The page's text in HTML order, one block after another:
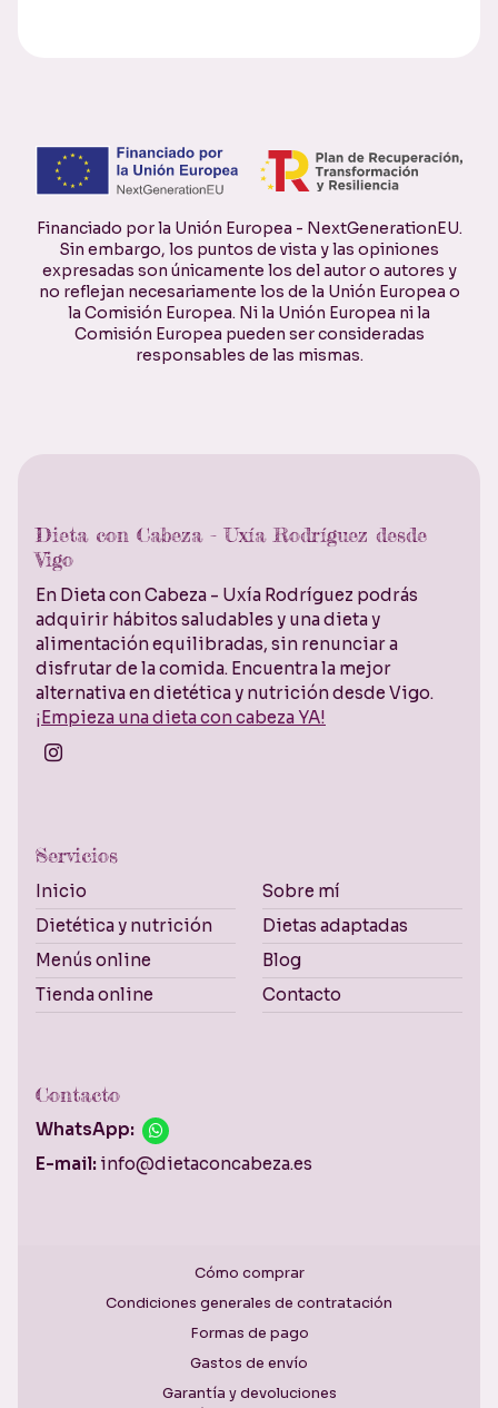
Financiado por la Unión Europea - NextGenerationEU.
Sin embargo, los puntos de vista y las opiniones
expresadas son únicamente los del autor o autores y
no reflejan necesariamente los de la Unión Europea o
la Comisión Europea. Ni la Unión Europea ni la
Comisión Europea pueden ser consideradas
responsables de las mismas.
Dieta con Cabeza - Uxía Rodríguez desde
Vigo
En Dieta con Cabeza - Uxía Rodríguez podrás
adquirir hábitos saludables y una dieta y
alimentación equilibradas, sin renunciar a
disfrutar de la comida. Encuentra la mejor
alternativa en dietética y nutrición desde Vigo.
¡Empieza una dieta con cabeza YA!
Servicios
Inicio
Sobre mí
Dietética y nutrición
Dietas adaptadas
Menús online
Blog
Tienda online
Contacto
Contacto
WhatsApp:
E-mail: info@dietaconcabeza.es
Cómo comprar
Condiciones generales de contratación
Formas de pago
Gastos de envío
Garantía y devoluciones